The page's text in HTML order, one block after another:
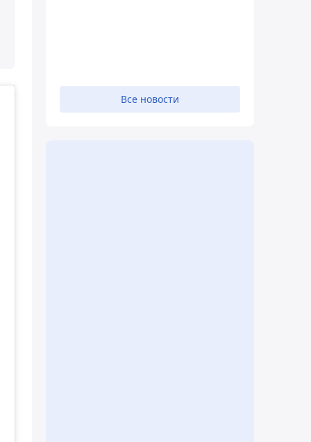
Все новости